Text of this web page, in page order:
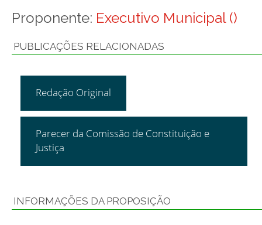
Proponente: Executivo Municipal ()
PUBLICAÇÕES RELACIONADAS
Redação Original
Parecer da Comissão de Constituição e
Justiça
INFORMAÇÕES DA PROPOSIÇÃO